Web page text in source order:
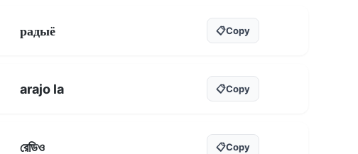
радыё 📋Copy
arajo la 📋Copy
রেডিও 📋Copy